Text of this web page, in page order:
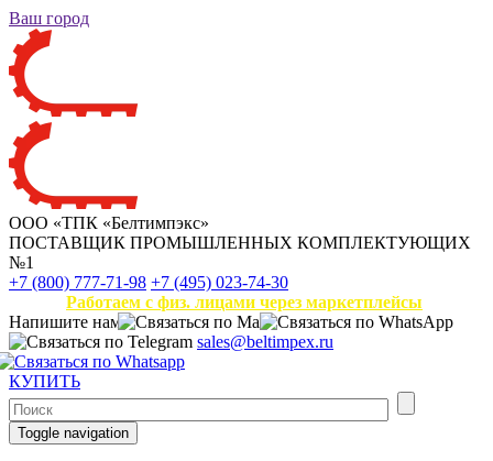
Ваш город
ООО «ТПК «Белтимпэкс»
ПОСТАВЩИК ПРОМЫШЛЕННЫХ КОМПЛЕКТУЮЩИХ
№1
+7 (800) 777-71-98 +7 (495) 023-74-30
Работаем с физ. лицами через маркетплейсы
Напишите нам
sales@beltimpex.ru
КУПИТЬ
Toggle navigation